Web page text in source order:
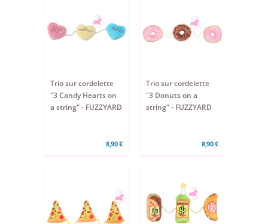
Trio sur cordelette
"3 Candy Hearts on
a string" - FUZZYARD
8,90 €
Trio sur cordelette
"3 Donuts on a
string" - FUZZYARD
8,90 €